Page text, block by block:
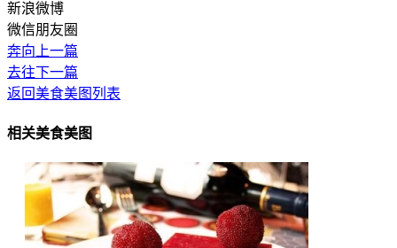
新浪微博
微信朋友圈
奔向上一篇
去往下一篇
返回美食美图列表
相关美食美图